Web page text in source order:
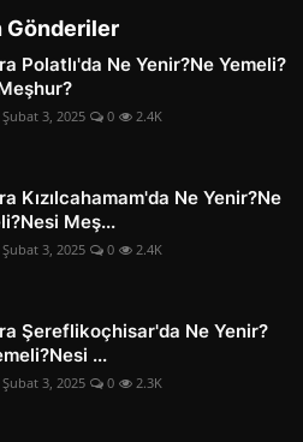
Gönderiler
Polatlı'da Ne Yenir?Ne Yemeli?
Şubat 3, 2025 0 2.4K
Kızılcahamam'da Ne Yenir?Ne
Meş...
Şubat 3, 2025 0 2.4K
Şereflikoçhisar'da Ne Yenir?
...
Şubat 3, 2025 0 2.3K